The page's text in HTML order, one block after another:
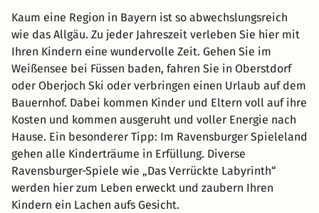
Kaum eine Region in Bayern ist so abwechslungsreich
wie das Allgäu. Zu jeder Jahreszeit verleben Sie hier mit
Ihren Kindern eine wundervolle Zeit. Gehen Sie im
Weißensee bei Füssen baden, fahren Sie in Oberstdorf
oder Oberjoch Ski oder verbringen einen Urlaub auf dem
Bauernhof. Dabei kommen Kinder und Eltern voll auf ihre
Kosten und kommen ausgeruht und voller Energie nach
Hause. Ein besonderer Tipp: Im Ravensburger Spieleland
gehen alle Kinderträume in Erfüllung. Diverse
Ravensburger-Spiele wie „Das Verrückte Labyrinth“
werden hier zum Leben erweckt und zaubern Ihren
Kindern ein Lachen aufs Gesicht.